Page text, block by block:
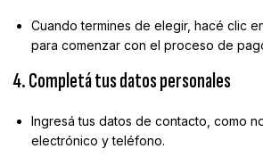
Cuando termines de elegir, hacé clic
para comenzar con el proceso de
4. Completá tus datos personales
Ingresá tus datos de contacto, como
electrónico y teléfono.